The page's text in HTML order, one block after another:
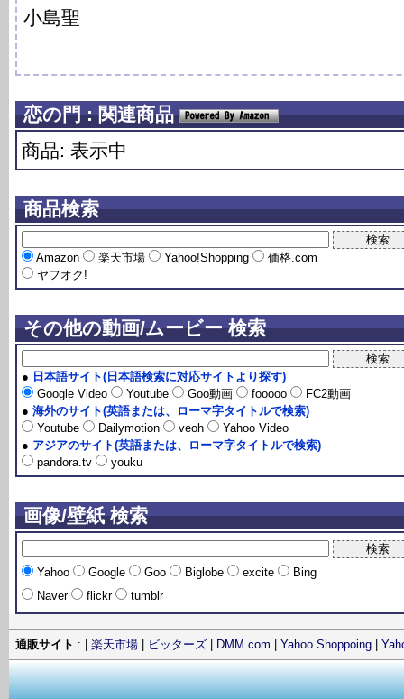
小島聖
恋の門 : 関連商品
商品: 表示中
商品検索
Amazon 楽天市場 Yahoo!Shopping
価格.com
ヤフオク!
その他の動画/ムービー 検索
● 日本語サイト(日本語検索に対応サイトより探す)
Google Video
Youtube Goo動画 fooooo
FC2動画
● 海外のサイト(英語または、ローマ字タイトルで検索)
Youtube
Dailymotion veoh
Yahoo Video
● アジアのサイト(英語または、ローマ字タイトルで検索)
pandora.tv
youku
画像/壁紙 検索
Yahoo Google Goo Biglobe excite
Bing
Naver
flickr tumblr
通販サイト : | 楽天市場 ビッターズ DMM.com Yahoo Shoppoing